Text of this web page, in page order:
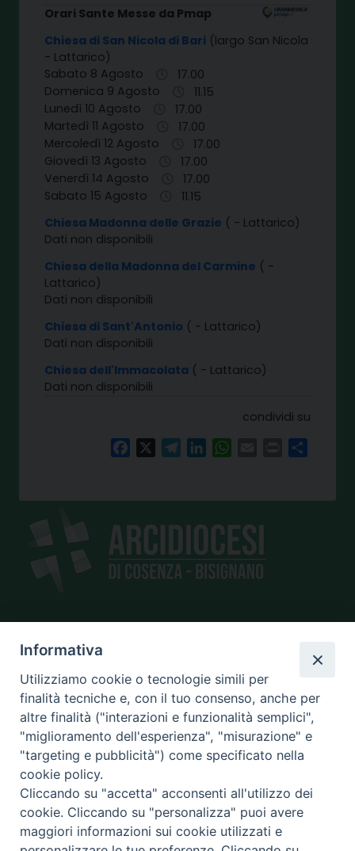
Orari Sante Messe da Pmap
Chiesa di San Nicola di Bari (largo San Nicola
- Lattarico)
Sabato 8 Agosto
17.00
Domenica 9 Agosto
11.15
Lunedì 10 Agosto
17.00
Martedì 11 Agosto
17.00
Mercoledì 12 Agosto
17.00
Giovedì 13 Agosto
17.00
Venerdì 14 Agosto
17.00
Sabato 15 Agosto
11.15
Chiesa Madonna delle Grazie ( - Lattarico)
Dati non disponibili
Chiesa della Madonna del Carmine ( -
Lattarico)
Dati non disponibili
Chiesa di Sant'Antonio ( - Lattarico)
Dati non disponibili
Chiesa dell'Immacolata ( - Lattarico)
Dati non disponibili
condividi su
FacebookTelegramLinkedInWhatsAppPrint
SEDE
piazza Giano Parrasio, 16
87100 Cosenza
CONTATTI
e@mail:info@diocesicosenza.it
tel: +39 0984 687712
Informativa
Utilizziamo cookie o tecnologie simili per
finalità tecniche e, con il tuo consenso, anche per
altre finalità ("interazioni e funzionalità semplici",
"miglioramento dell'esperienza", "misurazione" e
"targeting e pubblicità") come specificato nella
cookie policy.
Cliccando su "accetta" acconsenti all'utilizzo dei
cookie. Cliccando su "personalizza" puoi avere
maggiori informazioni sui cookie utilizzati e